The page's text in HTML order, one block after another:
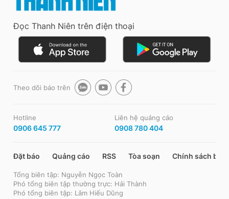
Đọc Thanh Niên trên điện thoại
Theo dõi báo trên
Hotline
0906 645 777
Liên hệ quảng cáo
0908 780 404
Đặt báo Quảng cáo RSS Tòa soạn Chính sách bảo
Tổng biên tập: Nguyễn Ngọc Toàn
Phó tổng biên tập thường trực: Hải Thành
Phó tổng biên tập: Lâm Hiếu Dũng